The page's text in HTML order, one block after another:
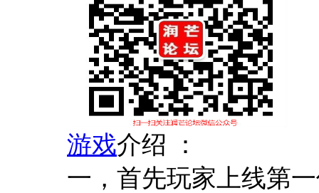
游戏介绍 ：
一，首先玩家上线第